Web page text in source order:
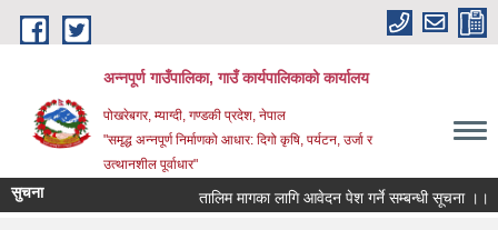
Skip to main content
अन्‍नपूर्ण गाउँपालिका, गाउँ कार्यपालिकाको कार्यालय
पोखरेबगर, म्याग्दी, गण्डकी प्रदेश, नेपाल
"समृद्ध अन्‍नपूर्ण निर्माणको आधार: दिगो कृषि, पर्यटन, उर्जा र
उत्थानशील पूर्वाधार"
सुचना तालिम मागका लागि आवेदन पेश गर्ने सम्बन्धी सूचना ।।